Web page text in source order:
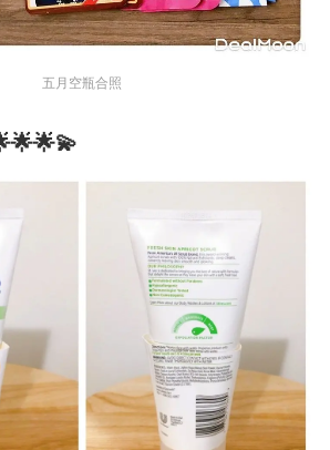
五月空瓶合照